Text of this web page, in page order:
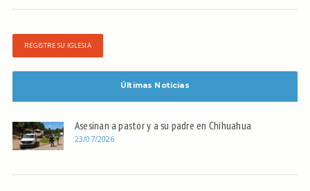
REGISTRE SU IGLESIA
Últimas Noticias
Asesinan a pastor y a su padre en Chihuahua
23/07/2026